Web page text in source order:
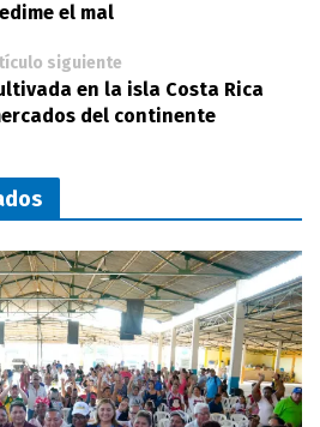
el mal
siguiente
en la isla Costa Rica
del continente